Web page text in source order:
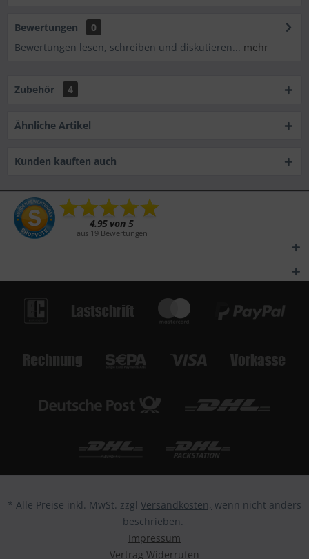
Bewertungen
0
Bewertungen lesen, schreiben und diskutieren... mehr
Zubehör 4
Ähnliche Artikel
Kunden kauften auch
* Alle Preise inkl. MwSt. zzgl Versandkosten, wenn nicht anders
beschrieben.
Impressum
Vertrag Widerrufen